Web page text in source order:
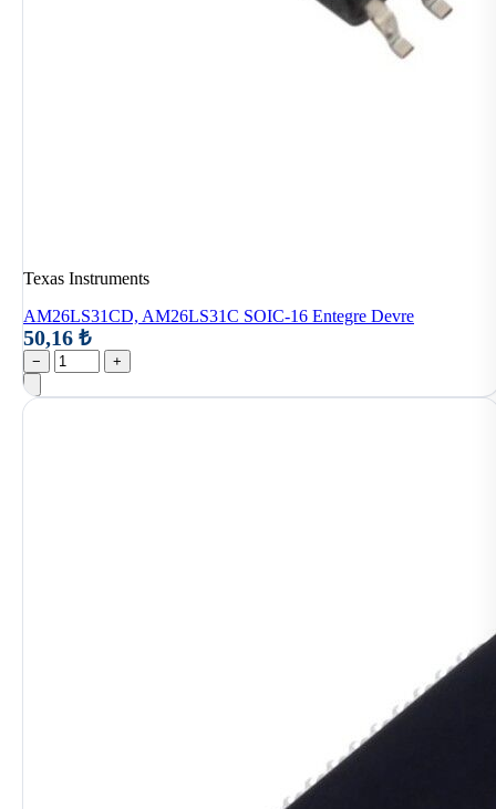
Texas Instruments
AM26LS31CD, AM26LS31C SOIC-16 Entegre Devre
50,16 ₺
− +